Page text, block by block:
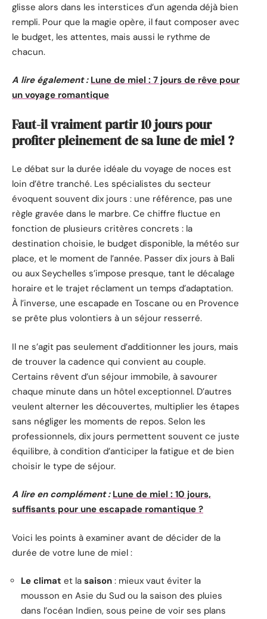
glisse alors dans les interstices d’un agenda déjà bien
rempli. Pour que la magie opère, il faut composer avec
le budget, les attentes, mais aussi le rythme de
chacun.
A lire également : Lune de miel : 7 jours de rêve pour
un voyage romantique
Faut-il vraiment partir 10 jours pour
profiter pleinement de sa lune de miel ?
Le débat sur la durée idéale du voyage de noces est
loin d’être tranché. Les spécialistes du secteur
évoquent souvent dix jours : une référence, pas une
règle gravée dans le marbre. Ce chiffre fluctue en
fonction de plusieurs critères concrets : la
destination choisie, le budget disponible, la météo sur
place, et le moment de l’année. Passer dix jours à Bali
ou aux Seychelles s’impose presque, tant le décalage
horaire et le trajet réclament un temps d’adaptation.
À l’inverse, une escapade en Toscane ou en Provence
se prête plus volontiers à un séjour resserré.
Il ne s’agit pas seulement d’additionner les jours, mais
de trouver la cadence qui convient au couple.
Certains rêvent d’un séjour immobile, à savourer
chaque minute dans un hôtel exceptionnel. D’autres
veulent alterner les découvertes, multiplier les étapes
sans négliger les moments de repos. Selon les
professionnels, dix jours permettent souvent ce juste
équilibre, à condition d’anticiper la fatigue et de bien
choisir le type de séjour.
A lire en complément : Lune de miel : 10 jours,
suffisants pour une escapade romantique ?
Voici les points à examiner avant de décider de la
durée de votre lune de miel :
Le climat et la saison : mieux vaut éviter la
mousson en Asie du Sud ou la saison des pluies
dans l’océan Indien, sous peine de voir ses plans